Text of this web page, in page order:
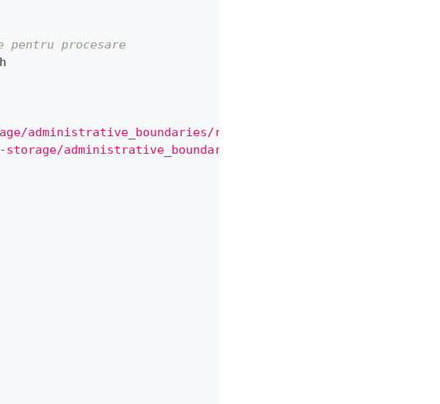
pentru procesare
administrative_boundaries/region"
administrative_boundaries/macroregion"